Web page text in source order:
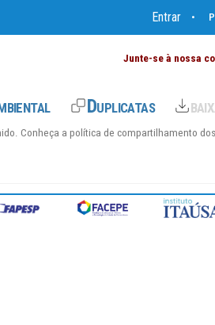
Entrar •
Junte-se à nossa
Conheça a política de compartilhamento